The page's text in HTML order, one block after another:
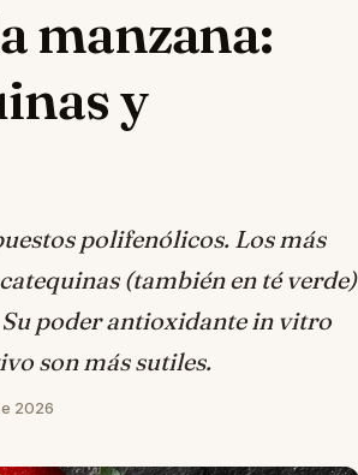
manzana:
y
polifenólicos. Los más
(también en té verde)
poder antioxidante in vitro
son más sutiles.
2026